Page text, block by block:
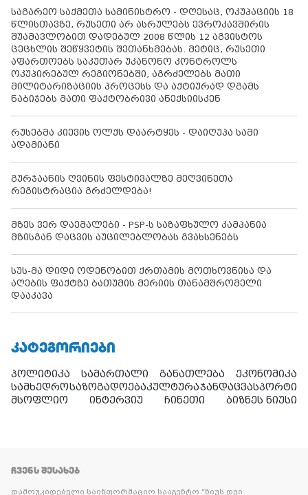
საგარეო საქმეთა სამინისტრო - დღესაც, ოკუპაციის 18
წლისთავზე, რუსეთი არ ასრულებს ევროკავშირის
შუამავლობით დადებულ 2008 წლის 12 აგვისტოს
ცეცხლის შეწყვეტის შეთანხმებას. მეტიც, რუსეთი
აფართოებს საკუთარ უკანონო კონტროლს
ოკუპირებულ რეგიონებში, აგრძელებს მათი
მილიტარიზაციის პროცესს და აქტიურად დგამს
ნაბიჯებს მათი ფაქტობრივი ანექსიისკენ
რუსებმა კიევის ოლქს დაარტყეს - დაიღუპა სამი
ადამიანი
გურჯაანის ღვინის ფესტივალზე მეღვინეთა
რეგისტრაცია გრძელდება!
მზეს ვერ დაემალები - PSP-ს საზაფხულო კამპანია
მზისგან დაცვის აუცილებლობას გვახსენებს
სუს-მა დიდი ოდენობით ქრთამის მოთხოვნისა და
აღების ფაქტზე ბათუმის მერიის თანამშრომელი
დააკავა
ᲙᲐᲢᲔᲒᲝᲠᲘᲔᲑᲘ
პოლიტიკა სამართალი განათლება
ეკონომიკა
სამხედროსაზოგადოებაკულტურაჯანდაცვასპორტი
მსოფლიო
ინტერვიუ ჩინეთი ბიზნეს ნიუსი
ᲩᲕᲔᲜᲡ ᲨᲔᲡᲐᲮᲔᲑ
დამოუკიდებელი საინფორმაციო სააგენტო “ნიუს დეი